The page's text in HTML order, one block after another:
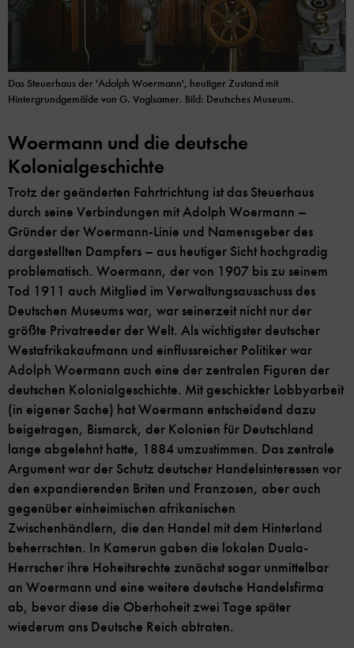
Das Steuerhaus der 'Adolph Woermann', heutiger Zustand mit
Hintergrundgemälde von G. Voglsamer. Bild: Deutsches Museum.
Woermann und die deutsche
Kolonialgeschichte
Trotz der geänderten Fahrtrichtung ist das Steuerhaus
durch seine Verbindungen mit Adolph Woermann –
Gründer der Woermann-Linie und Namensgeber des
dargestellten Dampfers – aus heutiger Sicht hochgradig
problematisch. Woermann, der von 1907 bis zu seinem
Tod 1911 auch Mitglied im Verwaltungsausschuss des
Deutschen Museums war, war seinerzeit nicht nur der
größte Privatreeder der Welt. Als wichtigster deutscher
Westafrikakaufmann und einflussreicher Politiker war
Adolph Woermann auch eine der zentralen Figuren der
deutschen Kolonialgeschichte. Mit geschickter Lobbyarbeit
(in eigener Sache) hat Woermann entscheidend dazu
beigetragen, Bismarck, der Kolonien für Deutschland
lange abgelehnt hatte, 1884 umzustimmen. Das zentrale
Argument war der Schutz deutscher Handelsinteressen vor
den expandierenden Briten und Franzosen, aber auch
gegenüber einheimischen afrikanischen
Zwischenhändlern, die den Handel mit dem Hinterland
beherrschten. In Kamerun gaben die lokalen Duala-
Herrscher ihre Hoheitsrechte zunächst sogar unmittelbar
an Woermann und eine weitere deutsche Handelsfirma
ab, bevor diese die Oberhoheit zwei Tage später
wiederum ans Deutsche Reich abtraten.